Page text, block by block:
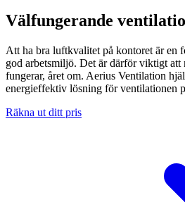
Välfungerande
Att ha bra luftkvalitet på kontoret är en
god arbetsmiljö. Det är därför viktigt att
fungerar, året om. Aerius Ventilation
energieffektiv lösning för ventilationen
Räkna ut ditt pris